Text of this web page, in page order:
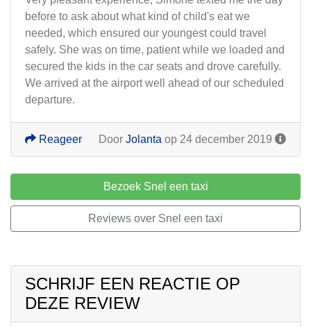
before to ask about what kind of child's eat we
needed, which ensured our youngest could travel
safely. She was on time, patient while we loaded and
secured the kids in the car seats and drove carefully.
We arrived at the airport well ahead of our scheduled
departure.
Door Jolanta op 24 december 2019
Reageer
Bezoek Snel een taxi
Reviews over Snel een taxi
SCHRIJF EEN REACTIE OP
DEZE REVIEW